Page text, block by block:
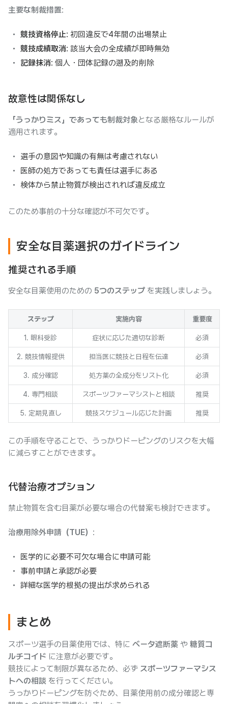
主要な制裁措置:
競技資格停止: 初回違反で4年間の出場禁止
競技成績取消: 該当大会の全成績が即時無効
記録抹消: 個人・団体記録の遡及的削除
故意性は関係なし
「うっかりミス」であっても制裁対象となる厳格なルールが
適用されます。
選手の意図や知識の有無は考慮されない
医師の処方であっても責任は選手にある
検体から禁止物質が検出されれば違反成立
このため事前の十分な確認が不可欠です。
安全な目薬選択のガイドライン
推奨される手順
安全な目薬使用のための 5つのステップ を実践しましょう。
ステップ 実施内容 重要度
1. 眼科受診 症状に応じた適切な診断 必須
2. 競技情報提供 担当医に競技と日程を伝達 必須
3. 成分確認 処方薬の全成分をリスト化 必須
4. 専門相談 スポーツファーマシストと相談 推奨
5. 定期見直し 競技スケジュール応じた計画 推奨
この手順を守ることで、うっかりドーピングのリスクを大幅
に減らすことができます。
代替治療オプション
禁止物質を含む目薬が必要な場合の代替案も検討できます。
治療用除外申請（TUE） :
医学的に必要不可欠な場合に申請可能
事前申請と承認が必要
詳細な医学的根拠の提出が求められる
まとめ
スポーツ選手の目薬使用では、特に ベータ遮断薬 や 糖質コ
ルチコイド に注意が必要です。
競技によって制限が異なるため、必ず スポーツファーマシス
トへの相談 を行ってください。
うっかりドーピングを防ぐため、目薬使用前の成分確認と専